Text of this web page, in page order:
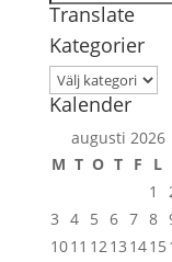
Translate
Kategorier
Kategorier
Kalender
augusti 2026
M T O T F L
1
3 4 5 6 7 8
1011 1213 1415